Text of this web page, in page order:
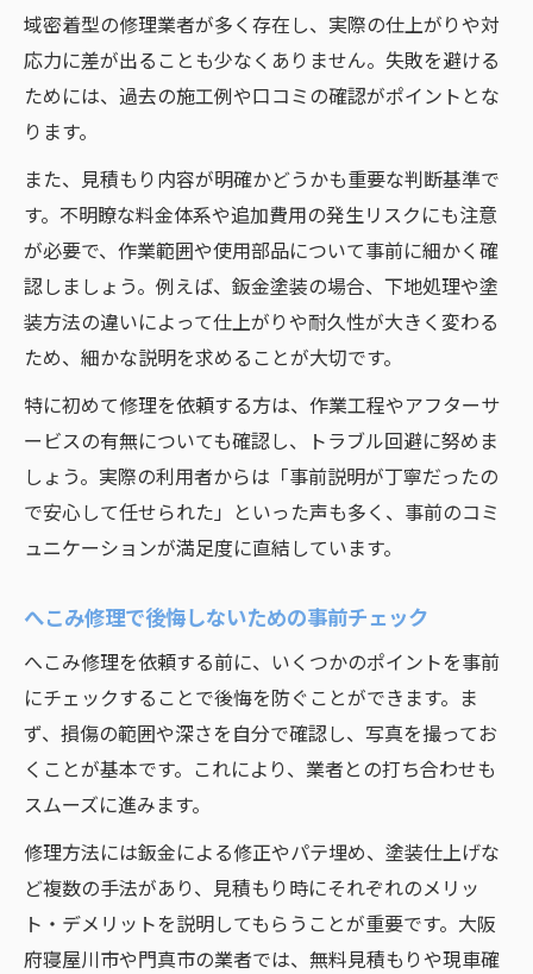
域密着型の修理業者が多く存在し、実際の仕上がりや対
応力に差が出ることも少なくありません。失敗を避ける
ためには、過去の施工例や口コミの確認がポイントとな
ります。
また、見積もり内容が明確かどうかも重要な判断基準で
す。不明瞭な料金体系や追加費用の発生リスクにも注意
が必要で、作業範囲や使用部品について事前に細かく確
認しましょう。例えば、鈑金塗装の場合、下地処理や塗
装方法の違いによって仕上がりや耐久性が大きく変わる
ため、細かな説明を求めることが大切です。
特に初めて修理を依頼する方は、作業工程やアフターサ
ービスの有無についても確認し、トラブル回避に努めま
しょう。実際の利用者からは「事前説明が丁寧だったの
で安心して任せられた」といった声も多く、事前のコミ
ュニケーションが満足度に直結しています。
へこみ修理で後悔しないための事前チェック
へこみ修理を依頼する前に、いくつかのポイントを事前
にチェックすることで後悔を防ぐことができます。ま
ず、損傷の範囲や深さを自分で確認し、写真を撮ってお
くことが基本です。これにより、業者との打ち合わせも
スムーズに進みます。
修理方法には鈑金による修正やパテ埋め、塗装仕上げな
ど複数の手法があり、見積もり時にそれぞれのメリッ
ト・デメリットを説明してもらうことが重要です。大阪
府寝屋川市や門真市の業者では、無料見積もりや現車確